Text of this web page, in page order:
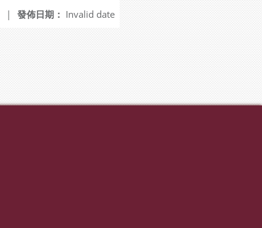
發佈日期： Invalid date
|